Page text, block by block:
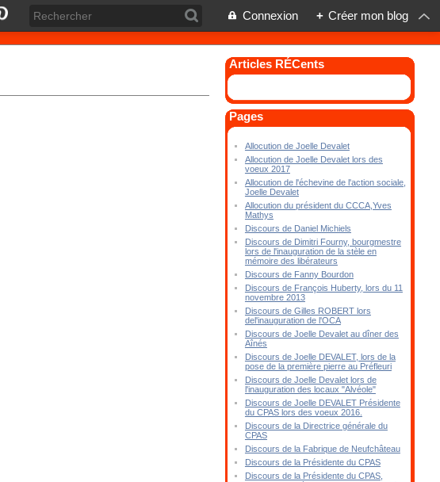
Connexion + Créer mon blog
Articles RÉCents
Pages
Allocution de Joelle Devalet
Allocution de Joelle Devalet lors des
voeux 2017
Allocution de l'échevine de l'action sociale,
Joelle Devalet
Allocution du président du CCCA,Yves
Mathys
Discours de Daniel Michiels
Discours de Dimitri Fourny, bourgmestre
lors de l'inauguration de la stèle en
mémoire des libérateurs
Discours de Fanny Bourdon
Discours de François Huberty, lors du 11
novembre 2013
Discours de Gilles ROBERT lors
del'inauguration de l'OCA
Discours de Joelle Devalet au dîner des
Aînés
Discours de Joelle DEVALET, lors de la
pose de la première pierre au Préfleuri
Discours de Joelle Devalet lors de
l'inauguration des locaux "Alvéole"
Discours de Joelle DEVALET Présidente
du CPAS lors des voeux 2016.
Discours de la Directrice générale du
CPAS
Discours de la Fabrique de Neufchâteau
Discours de la Présidente du CPAS
Discours de la Présidente du CPAS,